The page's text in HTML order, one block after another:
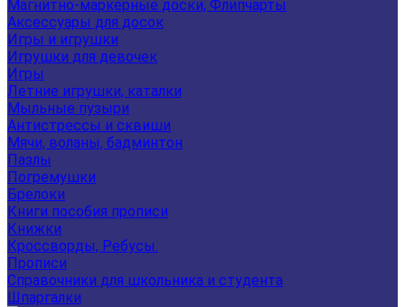
Магнитно-маркерные доски, Флипчарты
Аксессуары для досок
Игры и игрушки
Игрушки для девочек
Игры
Летние игрушки, каталки
Мыльные пузыри
Антистрессы и сквиши
Мячи, воланы, бадминтон
Пазлы
Погремушки
Брелоки
Книги пособия прописи
Книжки
Кроссворды, Ребусы.
Прописи
Справочники для школьника и студента
Шпаргалки